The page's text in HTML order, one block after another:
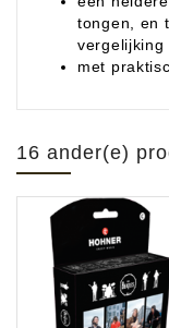
tongen, en
vergelijking
met
16 ander(e)